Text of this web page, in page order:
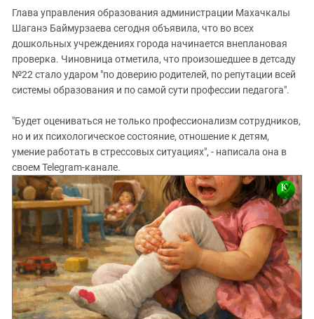
Глава управления образования администрации Махачкалы
Шаганэ Баймурзаева сегодня объявила, что во всех
дошкольных учреждениях города начинается внеплановая
проверка. Чиновница отметила, что произошедшее в детсаду
№22 стало ударом "по доверию родителей, по репутации всей
системы образования и по самой сути профессии педагога".
"Будет оцениваться не только профессионализм сотрудников,
но и их психологическое состояние, отношение к детям,
умение работать в стрессовых ситуациях", - написала она в
своем Telegram-канале.